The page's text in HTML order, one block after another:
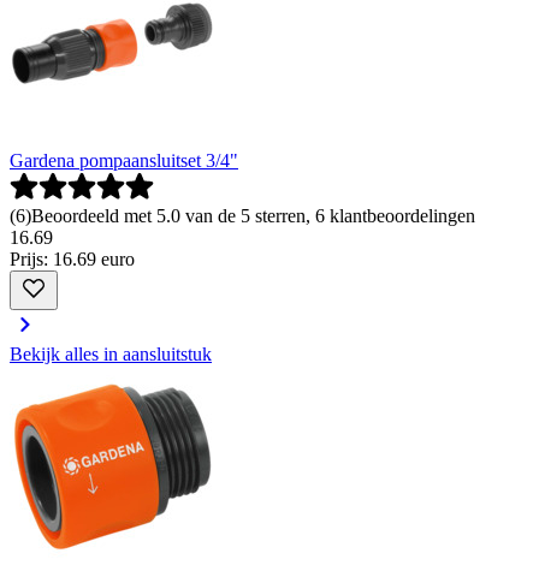
Gardena pompaansluitset 3/4"
(6)Beoordeeld met 5.0 van de 5 sterren, 6 klantbeoordelingen
16.69
Prijs: 16.69 euro
Bekijk alles in aansluitstuk